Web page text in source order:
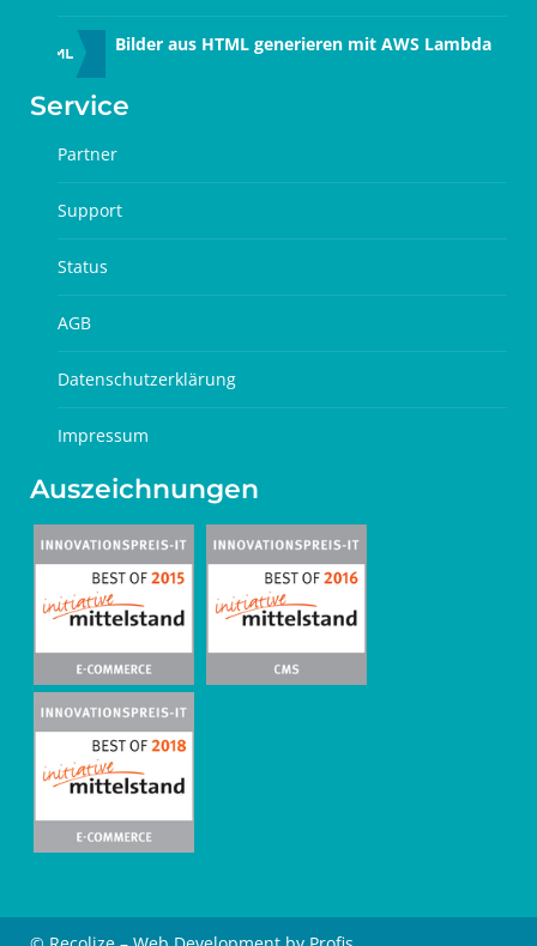
Bilder aus HTML generieren mit AWS Lambda
Service
Partner
Support
Status
AGB
Datenschutzerklärung
Impressum
Auszeichnungen